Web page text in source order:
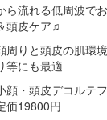
ら流れる低周波で
頭皮ケア♫
周りと頭皮の肌環
等にも最適
・頭皮デコルテ
価19800円